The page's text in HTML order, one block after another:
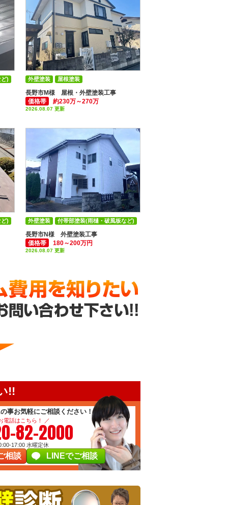
)
長野市M様 屋根・外壁塗装工事
価格帯
約230万～270万
2026.08.07 更新
外壁塗装
屋根塗装
付帯部塗装(雨樋・破風板など)
)
長野市N様 外壁塗装工事
価格帯
180～200万円
2026.08.07 更新
外壁塗装 付帯部塗装(雨樋・破風板など)
!!
事お気軽にご相談ください！
電話はこちら！ ／
82-2000
17:00 水曜定休
相談 LINEでご相談